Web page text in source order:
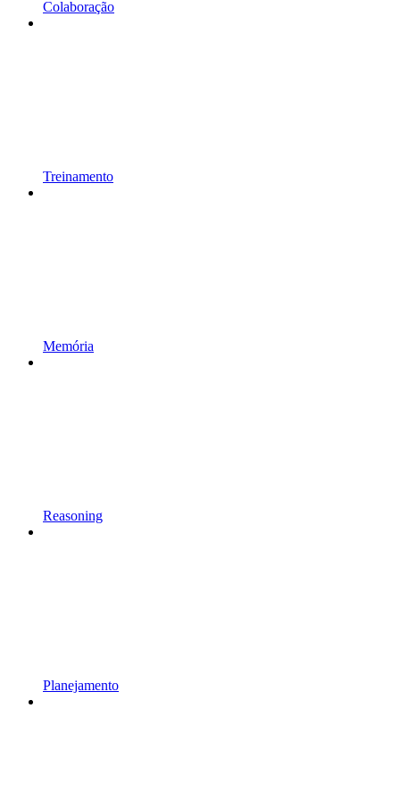
Colaboração
Treinamento
Memória
Reasoning
Planejamento